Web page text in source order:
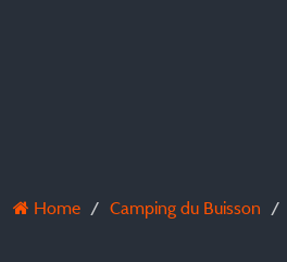
Home Camping du Buisson